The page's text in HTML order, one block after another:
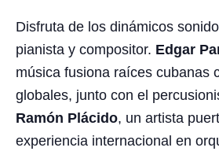
Disfruta de los dinámicos
pianista y compositor. Edgar
música fusiona raíces cubanas
globales, junto con el
Ramón Plácido, un artista
experiencia internacional en